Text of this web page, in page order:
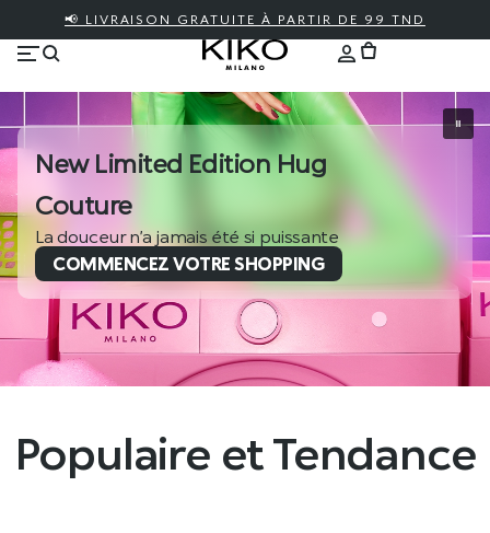
📢 LIVRAISON GRATUITE À PARTIR DE 99 TND
New Limited Edition Hug
Couture
La douceur n’a jamais été si puissante
COMMENCEZ VOTRE SHOPPING
Populaire et Tendance